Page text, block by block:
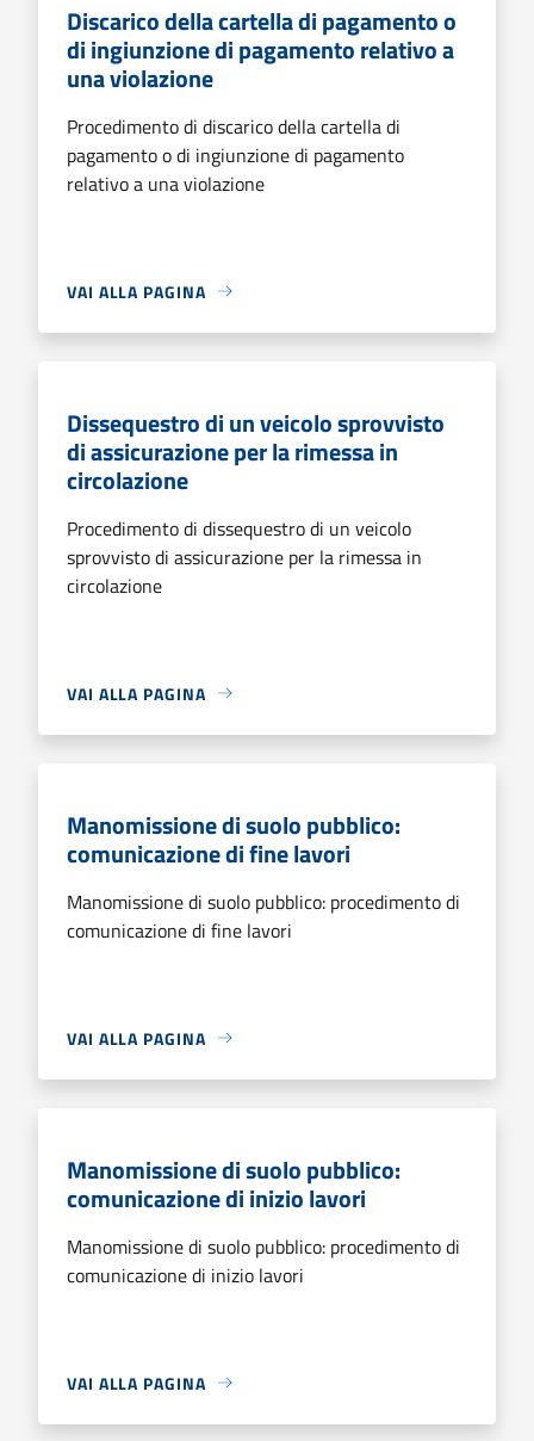
Discarico della cartella di pagamento o
di ingiunzione di pagamento relativo a
una violazione
Procedimento di discarico della cartella di
pagamento o di ingiunzione di pagamento
relativo a una violazione
VAI ALLA PAGINA
Dissequestro di un veicolo sprovvisto
di assicurazione per la rimessa in
circolazione
Procedimento di dissequestro di un veicolo
sprovvisto di assicurazione per la rimessa in
circolazione
VAI ALLA PAGINA
Manomissione di suolo pubblico:
comunicazione di fine lavori
Manomissione di suolo pubblico: procedimento di
comunicazione di fine lavori
VAI ALLA PAGINA
Manomissione di suolo pubblico:
comunicazione di inizio lavori
Manomissione di suolo pubblico: procedimento di
comunicazione di inizio lavori
VAI ALLA PAGINA